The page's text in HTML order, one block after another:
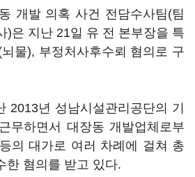
개발 의혹 사건 전담수사팀(팀
)은 지난 21일 유 전 본부장을 특
물), 부정처사후수뢰 혐의로 구
2013년 성남시설관리공단의 기
무하면서 대장동 개발업체로부
의 대가로 여러 차례에 걸쳐 총
한 혐의를 받고 있다.